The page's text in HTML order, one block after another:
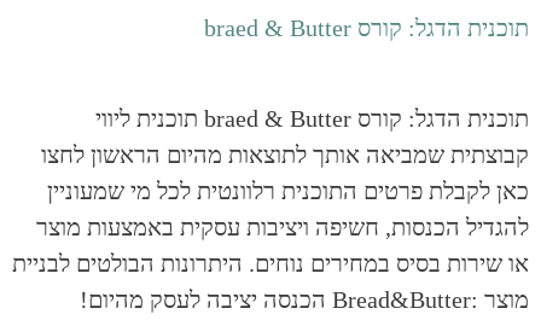
תוכנית הדגל: קורס braed & Butter
תוכנית הדגל: קורס braed & Butter תוכנית ליווי
קבוצתית שמביאה אותך לתוצאות מהיום הראשון לחצו
כאן לקבלת פרטים התוכנית רלוונטית לכל מי שמעוניין
להגדיל הכנסות, חשיפה ויציבות עסקית באמצעות מוצר
או שירות בסיס במחירים נוחים. היתרונות הבולטים לבניית
מוצר :Bread&Butter הכנסה יציבה לעסק מהיום!